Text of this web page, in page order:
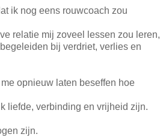
ik nog eens rouwcoach zou
relatie mij zoveel lessen zou leren,
bij verdriet, verlies en
opnieuw laten beseffen hoe
liefde, verbinding en vrijheid zijn.
zijn.